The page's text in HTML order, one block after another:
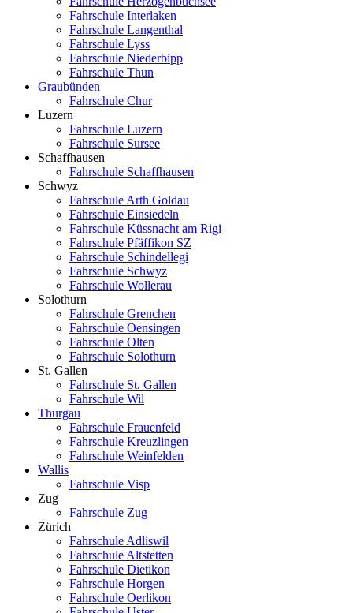
Fahrschule Interlaken
Fahrschule Langenthal
Fahrschule Lyss
Fahrschule Niederbipp
Fahrschule Thun
Graubünden
Fahrschule Chur
Luzern
Fahrschule Luzern
Fahrschule Sursee
Schaffhausen
Fahrschule Schaffhausen
Schwyz
Fahrschule Arth Goldau
Fahrschule Einsiedeln
Fahrschule Küssnacht am Rigi
Fahrschule Pfäffikon SZ
Fahrschule Schindellegi
Fahrschule Schwyz
Fahrschule Wollerau
Solothurn
Fahrschule Grenchen
Fahrschule Oensingen
Fahrschule Olten
Fahrschule Solothurn
St. Gallen
Fahrschule St. Gallen
Fahrschule Wil
Thurgau
Fahrschule Frauenfeld
Fahrschule Kreuzlingen
Fahrschule Weinfelden
Wallis
Fahrschule Visp
Zug
Fahrschule Zug
Zürich
Fahrschule Adliswil
Fahrschule Altstetten
Fahrschule Dietikon
Fahrschule Horgen
Fahrschule Oerlikon